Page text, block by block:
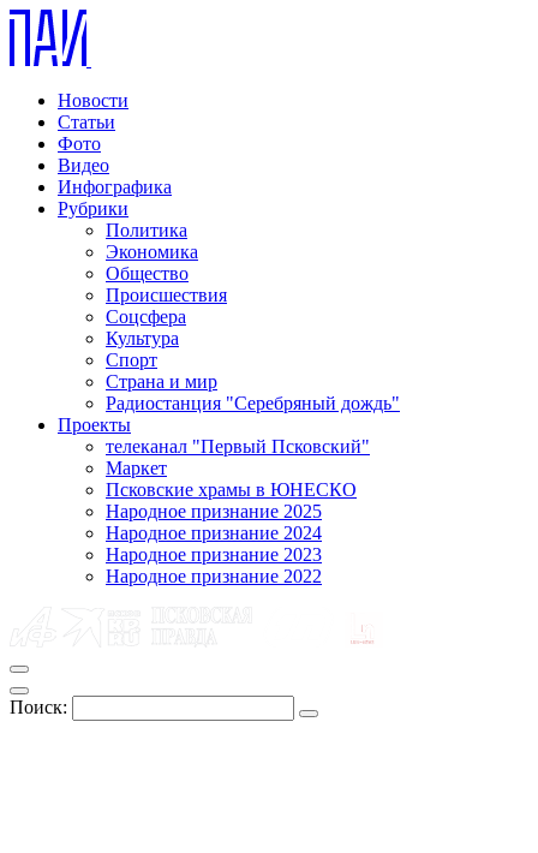
Новости
Статьи
Фото
Видео
Инфографика
Рубрики
Политика
Экономика
Общество
Происшествия
Соцсфера
Культура
Спорт
Страна и мир
Радиостанция "Серебряный дождь"
Проекты
телеканал "Первый Псковский"
Маркет
Псковские храмы в ЮНЕСКО
Народное признание 2025
Народное признание 2024
Народное признание 2023
Народное признание 2022
Поиск: